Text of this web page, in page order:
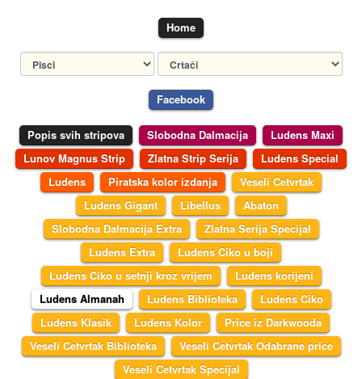
Home
Facebook
Popis svih stripova Slobodna Dalmacija
Ludens Maxi
Lunov Magnus Strip
Zlatna Strip Serija
Ludens Special
Ludens
Piratska kolor izdanja
Veseli Cetvrtak
Ludens Gigant
Libellus
Abaton
Slobodna Dalmacija Extra
Zlatna Serija Specijal
Ludens Extra
Ludens Ciko u boji
Ludens Ciko u setnji kroz vrijem
Ludens korijeni
Ludens Almanah
Ludens Biblioteka
Ludens Ciko
Ludens Klasik
Ludens Kolor
Price iz Darkwooda
Veseli Cetvrtak Biblioteka
Veseli Cetvrtak Odabrane price
Veseli Cetvrtak Specijal